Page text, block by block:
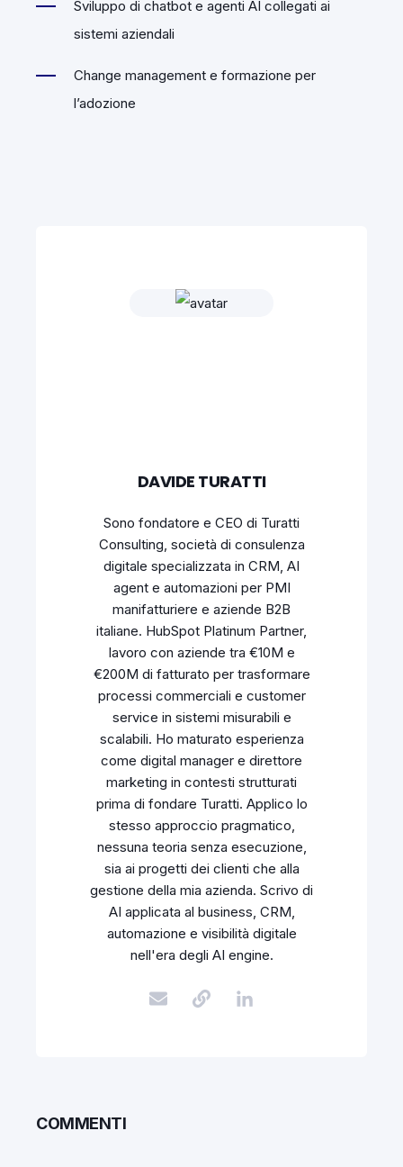
Sviluppo di chatbot e agenti AI collegati ai
sistemi aziendali
Change management e formazione per
l’adozione
DAVIDE TURATTI
Sono fondatore e CEO di Turatti
Consulting, società di consulenza
digitale specializzata in CRM, AI
agent e automazioni per PMI
manifatturiere e aziende B2B
italiane. HubSpot Platinum Partner,
lavoro con aziende tra €10M e
€200M di fatturato per trasformare
processi commerciali e customer
service in sistemi misurabili e
scalabili. Ho maturato esperienza
come digital manager e direttore
marketing in contesti strutturati
prima di fondare Turatti. Applico lo
stesso approccio pragmatico,
nessuna teoria senza esecuzione,
sia ai progetti dei clienti che alla
gestione della mia azienda. Scrivo di
AI applicata al business, CRM,
automazione e visibilità digitale
nell'era degli AI engine.
COMMENTI